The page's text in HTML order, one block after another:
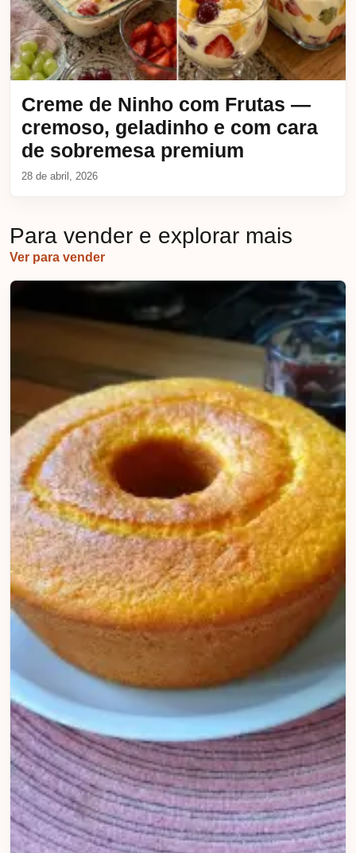
Creme de Ninho com Frutas —
cremoso, geladinho e com cara
de sobremesa premium
28 de abril, 2026
Para vender e explorar mais
Ver para vender